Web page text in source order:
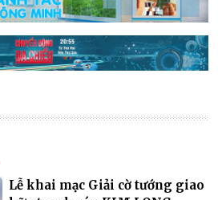
Lễ khai mạc Giải cờ tướng giao